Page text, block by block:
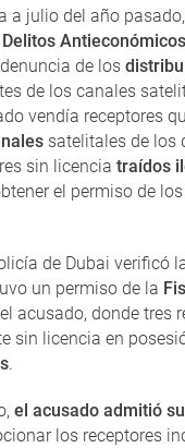
a julio del año
Antieconómicos
de los
de los canales
vendía receptores
satelitales de los
sin licencia traídos
el permiso de
de Dubai verificó
un permiso de la
acusado, donde tres
sin licencia en
.
el acusado admitió
los receptores